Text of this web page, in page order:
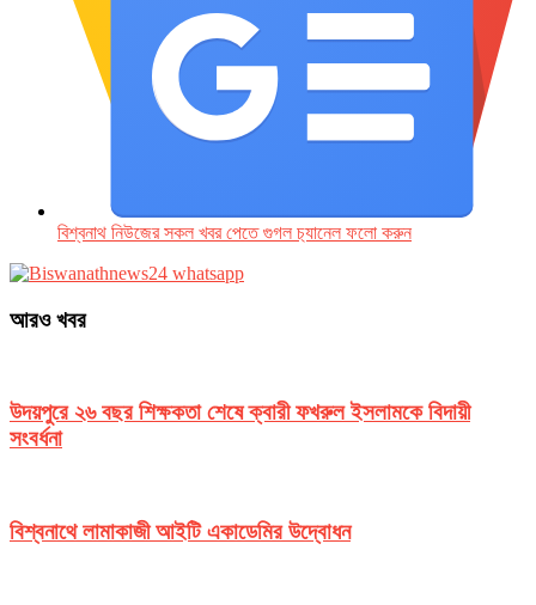
বিশ্বনাথ নিউজের সকল খবর পেতে গুগল চ‌্যানেল ফলো করুন
আরও খবর
উদয়পুরে ২৬ বছর শিক্ষকতা শেষে ক্বারী ফখরুল ইসলামকে বিদায়ী
সংবর্ধনা
বিশ্বনাথে লামাকাজী আইটি একাডেমির উদ্বোধন